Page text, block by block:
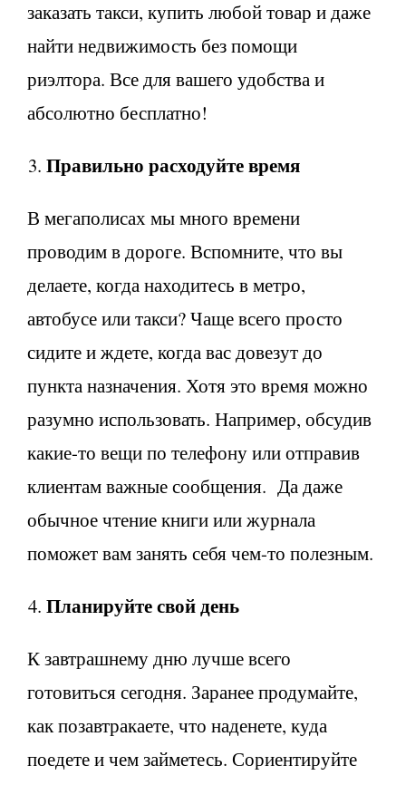
заказать такси, купить любой товар и даже
найти недвижимость без помощи
риэлтора. Все для вашего удобства и
абсолютно бесплатно!
Правильно расходуйте время
В мегаполисах мы много времени
проводим в дороге. Вспомните, что вы
делаете, когда находитесь в метро,
автобусе или такси? Чаще всего просто
сидите и ждете, когда вас довезут до
пункта назначения. Хотя это время можно
разумно использовать. Например, обсудив
какие-то вещи по телефону или отправив
клиентам важные сообщения. Да даже
обычное чтение книги или журнала
поможет вам занять себя чем-то полезным.
Планируйте свой день
К завтрашнему дню лучше всего
готовиться сегодня. Заранее продумайте,
как позавтракаете, что наденете, куда
поедете и чем займетесь. Сориентируйте